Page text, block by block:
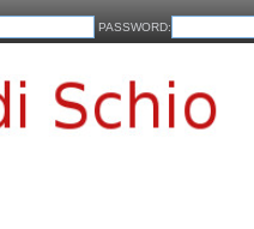
PASSWORD: